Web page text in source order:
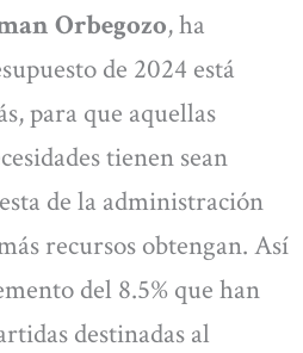
Orbegozo, ha
de 2024 está
para que aquellas
tienen sean
de la administración
recursos obtengan. Así
del 8.5% que han
destinadas al